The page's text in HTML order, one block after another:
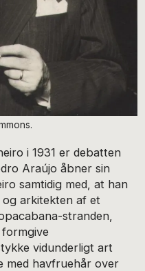
i 1931 er debatten
Araújo åbner sin
samtidig med, at han
arkitekten af et
stranden,
vidunderligt art
med havfruehår over